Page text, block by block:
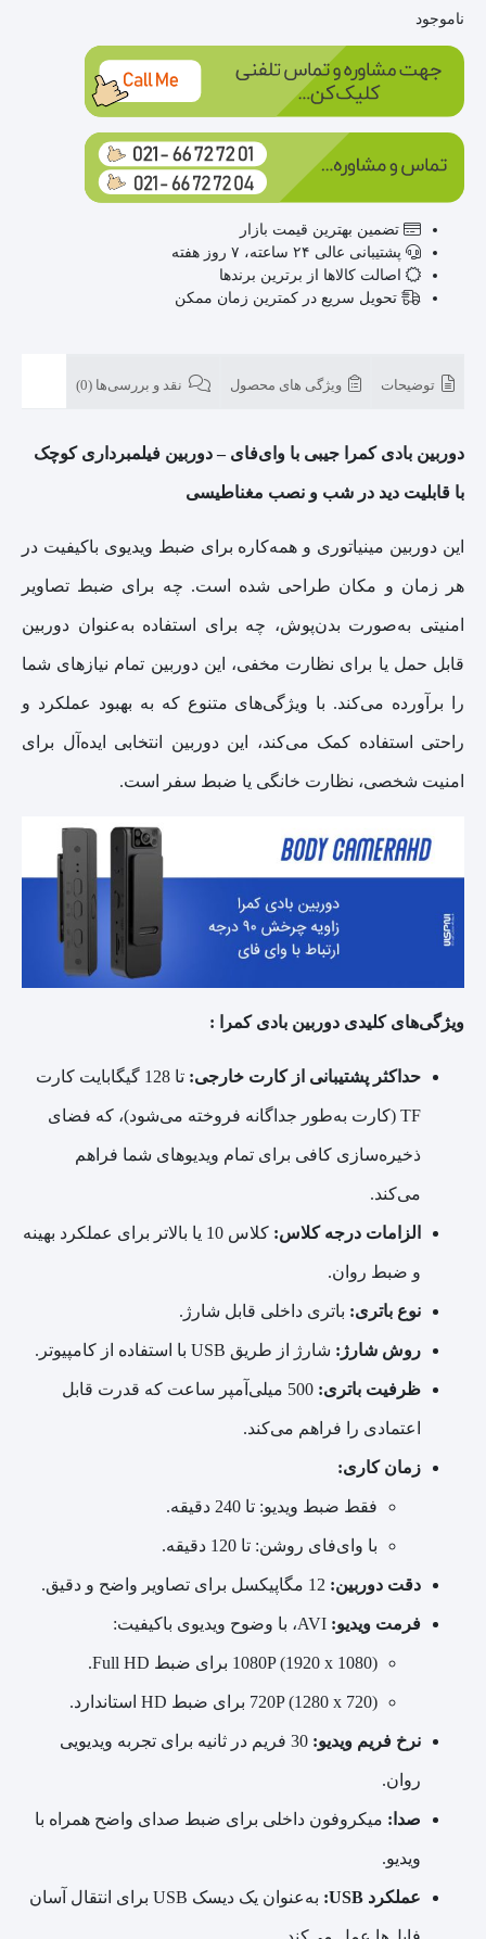
ناموجود
تضمین بهترین قیمت بازار
پشتیبانی عالی ۲۴ ساعته، ۷ روز هفته
اصالت کالاها از برترین برندها
تحویل سریع در کمترین زمان ممکن
توضیحات ویژگی های محصول نقد و بررسی‌ها (0)
دوربین بادی کمرا جیبی با وای‌فای – دوربین فیلمبرداری کوچک
با قابلیت دید در شب و نصب مغناطیسی
این دوربین مینیاتوری و همه‌کاره برای ضبط ویدیوی باکیفیت در
هر زمان و مکان طراحی شده است. چه برای ضبط تصاویر
امنیتی به‌صورت بدن‌پوش، چه برای استفاده به‌عنوان دوربین
قابل حمل یا برای نظارت مخفی، این دوربین تمام نیازهای شما
را برآورده می‌کند. با ویژگی‌های متنوع که به بهبود عملکرد و
راحتی استفاده کمک می‌کند، این دوربین انتخابی ایده‌آل برای
امنیت شخصی، نظارت خانگی یا ضبط سفر است.
ویژگی‌های کلیدی دوربین بادی کمرا :
حداکثر پشتیبانی از کارت خارجی: تا 128 گیگابایت کارت
TF (کارت به‌طور جداگانه فروخته می‌شود)، که فضای
ذخیره‌سازی کافی برای تمام ویدیوهای شما فراهم
می‌کند.
الزامات درجه کلاس: کلاس 10 یا بالاتر برای عملکرد بهینه
و ضبط روان.
نوع باتری: باتری داخلی قابل شارژ.
روش شارژ: شارژ از طریق USB با استفاده از کامپیوتر.
ظرفیت باتری: 500 میلی‌آمپر ساعت که قدرت قابل
اعتمادی را فراهم می‌کند.
زمان کاری:
فقط ضبط ویدیو: تا 240 دقیقه.
با وای‌فای روشن: تا 120 دقیقه.
دقت دوربین:
فرمت ویدیو:
1080P (1920 x 1080) برای ضبط Full HD.
720P (1280 x 720) برای ضبط HD استاندارد.
نرخ فریم ویدیو: 30 فریم در ثانیه برای تجربه ویدیویی
روان.
صدا: میکروفون داخلی برای ضبط صدای واضح همراه با
ویدیو.
عملکرد USB: به‌عنوان یک دیسک USB برای انتقال آسان